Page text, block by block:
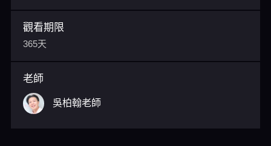
觀看期限
365天
老師
吳柏翰老師